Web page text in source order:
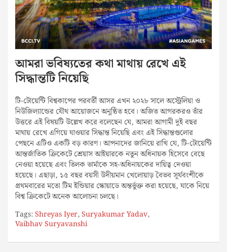
আমরা ভবিষ্যতের কথা মাথায় রেখে এই
সিদ্ধান্তটি নিয়েছি
টি-টোয়েন্টি বিশ্বকাপের পরবর্তী আসর এখন ২০২৮ সালে অস্ট্রেলিয়া ও
নিউজিল্যান্ডের যৌথ আয়োজনে অনুষ্ঠিত হবে। অজিত আগরকরও তাঁর
উত্তরে এই বিষয়টি উল্লেখ করে বলেছেন যে, আমরা আগামী দুই বছর
মাথায় রেখে এগিয়ে যাওয়ার সিদ্ধান্ত নিয়েছি এবং এই সিদ্ধান্তগুলোর
পেছনে এটিও একটি বড় কারণ। আপনাদের জানিয়ে রাখি যে, টি-টোয়েন্টি
আন্তর্জাতিক ক্রিকেটে শ্রেয়াস আইয়ারকে নতুন অধিনায়ক হিসেবে বেছে
নেওয়া হয়েছে এবং তিলক ভার্মাকে সহ-অধিনায়কের দায়িত্ব দেওয়া
হয়েছে। এছাড়া, ১৫ বছর বয়সী উদীয়মান খেলোয়াড় বৈভব সূর্যবংশীকে
প্রথমবারের মতো টিম ইন্ডিয়ার স্কোয়াডে অন্তর্ভুক্ত করা হয়েছে, যাকে নিয়ে
বিশ্ব ক্রিকেটে অনেক আলোচনা চলছে।
Tags:Shreyas Iyer,Suryakumar Yadav,
Vaibhav Suryavanshi